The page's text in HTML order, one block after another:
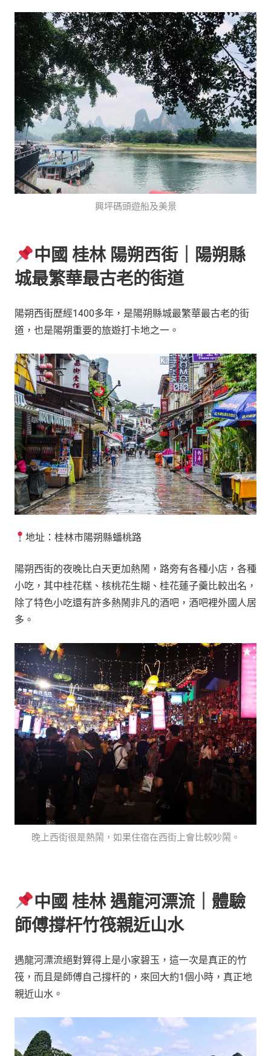
興坪碼頭遊船及美景
中國 桂林 陽朔西街｜
陽朔縣
城最繁華最古老的街道
陽朔西街歷經1400多年，是陽朔縣城最繁華最古老的街
道，也是陽朔重要的旅遊打卡地之一。
地址：桂林市陽朔縣蟠桃路
陽朔西街的夜晚比白天更加熱鬧，路旁有各種小店，各種
小吃，其中桂花糕、核桃花生糊、桂花蓮子羹比較出名，
除了特色小吃還有許多熱鬧非凡的酒吧，酒吧裡外國人居
多。
晚上西街很是熱鬧，如果住宿在西街上會比較吵鬧。
中國 桂林 遇龍河漂流｜體驗
師傅撐杆竹筏親近山水
遇龍河漂流絕對算得上是小家碧玉，這一次是真正的竹
筏，而且是師傅自己撐杆的，來回大約1個小時，真正地
親近山水。